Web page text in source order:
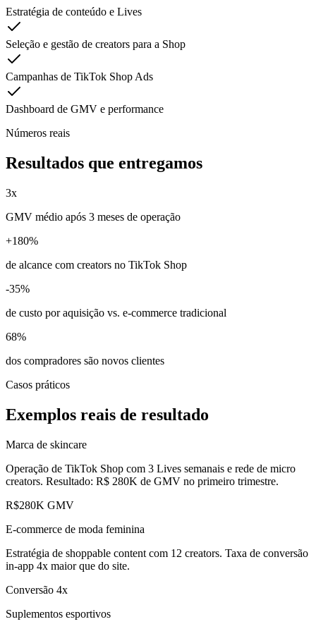
Estratégia de conteúdo e Lives
Seleção e gestão de creators para a Shop
Campanhas de TikTok Shop Ads
Dashboard de GMV e performance
Números reais
Resultados que entregamos
3x
GMV médio após 3 meses de operação
+180%
de alcance com creators no TikTok Shop
-35%
de custo por aquisição vs. e-commerce tradicional
68%
dos compradores são novos clientes
Casos práticos
Exemplos reais de resultado
Marca de skincare
Operação de TikTok Shop com 3 Lives semanais e rede de micro
creators. Resultado: R$ 280K de GMV no primeiro trimestre.
R$280K GMV
E-commerce de moda feminina
Estratégia de shoppable content com 12 creators. Taxa de conversão
in-app 4x maior que do site.
Conversão 4x
Suplementos esportivos